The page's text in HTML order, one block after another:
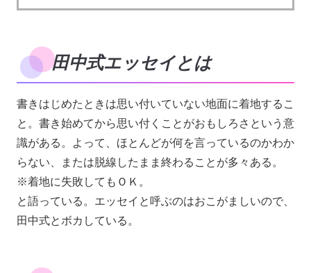
田中式エッセイとは
書きはじめたときは思い付いていない地面に着地するこ
と。書き始めてから思い付くことがおもしろさという意
識がある。よって、ほとんどが何を言っているのかわか
らない、または脱線したまま終わることが多々ある。
※着地に失敗してもＯＫ。
と語っている。エッセイと呼ぶのはおこがましいので、
田中式とボカしている。